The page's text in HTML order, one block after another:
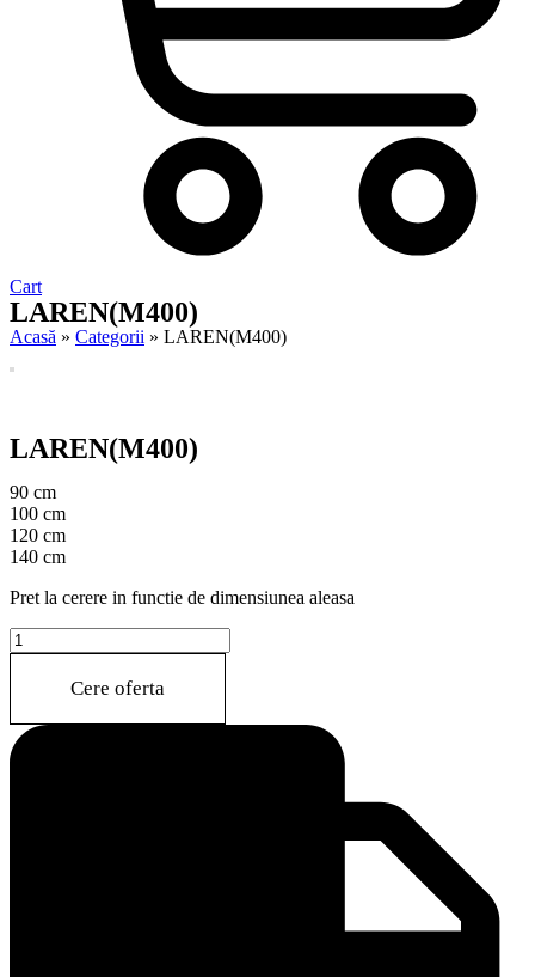
Cart
LAREN(M400)
Acasă » Categorii » LAREN(M400)
LAREN(M400)
90 cm
100 cm
120 cm
140 cm
Pret la cerere in functie de dimensiunea aleasa
LAREN(M400)
quantity
Cere oferta